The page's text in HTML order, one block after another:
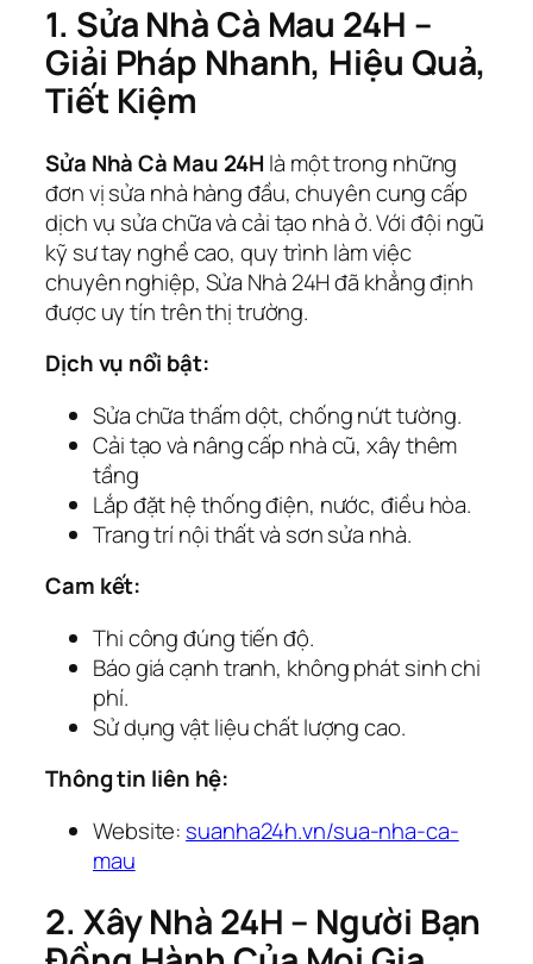
1. Sửa Nhà Cà Mau 24H –
Giải Pháp Nhanh, Hiệu Quả,
Tiết Kiệm
Sửa Nhà Cà Mau 24H là một trong những
đơn vị sửa nhà hàng đầu, chuyên cung cấp
dịch vụ sửa chữa và cải tạo nhà ở. Với đội ngũ
kỹ sư tay nghề cao, quy trình làm việc
chuyên nghiệp, Sửa Nhà 24H đã khẳng định
được uy tín trên thị trường.
Dịch vụ nổi bật:
Sửa chữa thấm dột, chống nứt tường.
Cải tạo và nâng cấp nhà cũ, xây thêm
tầng
Lắp đặt hệ thống điện, nước, điều hòa.
Trang trí nội thất và sơn sửa nhà.
Cam kết:
Thi công đúng tiến độ.
Báo giá cạnh tranh, không phát sinh chi
phí.
Sử dụng vật liệu chất lượng cao.
Thông tin liên hệ:
Website: suanha24h.vn/sua-nha-ca-
mau
2. Xây Nhà 24H – Người Bạn